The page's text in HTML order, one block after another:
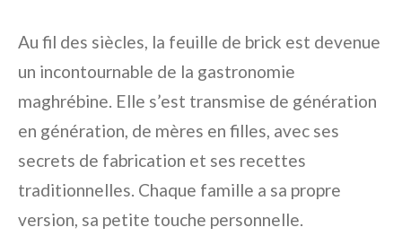
Au fil des siècles, la feuille de brick est devenue
un incontournable de la gastronomie
maghrébine. Elle s’est transmise de génération
en génération, de mères en filles, avec ses
secrets de fabrication et ses recettes
traditionnelles. Chaque famille a sa propre
version, sa petite touche personnelle.